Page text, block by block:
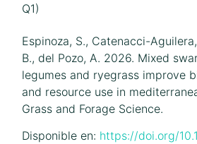
Q1)
Espinoza, S., Catenacci-
B., del Pozo, A. 2026. Mixed
legumes and ryegrass improve
and resource use in
Grass and Forage Science.
Disponible en: https://doi.org/